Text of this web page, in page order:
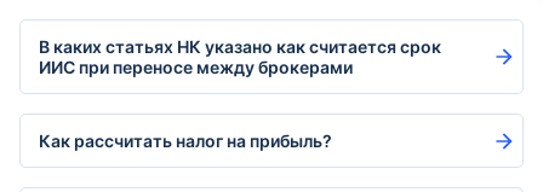
В каких статьях НК указано как считается срок
ИИС при переносе между брокерами
Как рассчитать налог на прибыль?